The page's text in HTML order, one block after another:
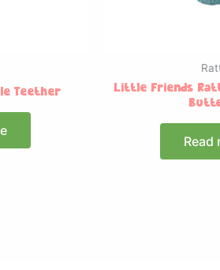
Teether
Little Friends
Read